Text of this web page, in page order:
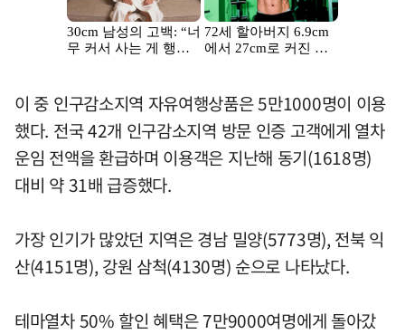
이 중 인구감소지역 자유여행상품은 5만1000명이 이용
했다. 전국 42개 인구감소지역 방문 인증 고객에게 열차
운임 전액을 환급하며 이용객은 지난해 동기(1618명)
대비 약 31배 급증했다.
가장 인기가 많았던 지역은 경남 밀양(5773명), 전북 익
산(4151명), 강원 삼척(4130명) 순으로 나타났다.
테마열차 50% 할인 혜택은 7만9000여명에게 돌아갔